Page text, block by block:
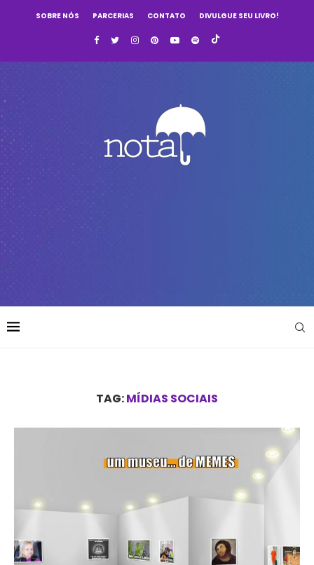
SOBRE NÓS PARCERIAS CONTATO DIVULGUE SEU LIVRO!
TAG:MÍDIAS SOCIAIS